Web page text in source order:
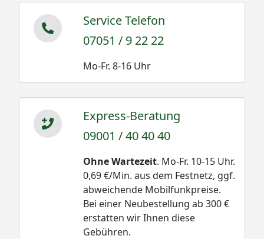
Service Telefon
07051 / 9 22 22
Mo-Fr. 8-16 Uhr
Express-Beratung
09001 / 40 40 40
Ohne Wartezeit. Mo-Fr. 10-15 Uhr.
0,69 €/Min. aus dem Festnetz, ggf.
abweichende Mobilfunkpreise.
Bei einer Neubestellung ab 300 €
erstatten wir Ihnen diese
Gebühren.